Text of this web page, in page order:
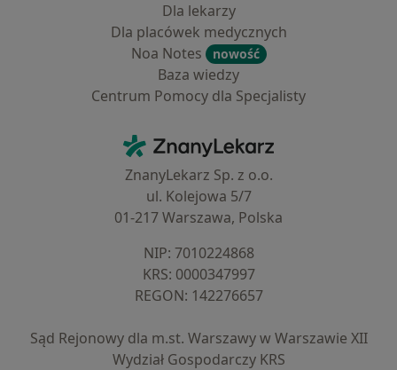
Dla lekarzy
Dla placówek medycznych
Noa Notes
nowość
Baza wiedzy
Centrum Pomocy dla Specjalisty
ZnanyLekarz - Strona główna
ZnanyLekarz Sp. z o.o.
ul. Kolejowa 5/7
01-217 Warszawa, Polska
NIP: ⁠7010224868
KRS: ⁠0000347997
REGON: ⁠142276657
Sąd Rejonowy dla m.st. Warszawy w Warszawie XII
Wydział Gospodarczy KRS